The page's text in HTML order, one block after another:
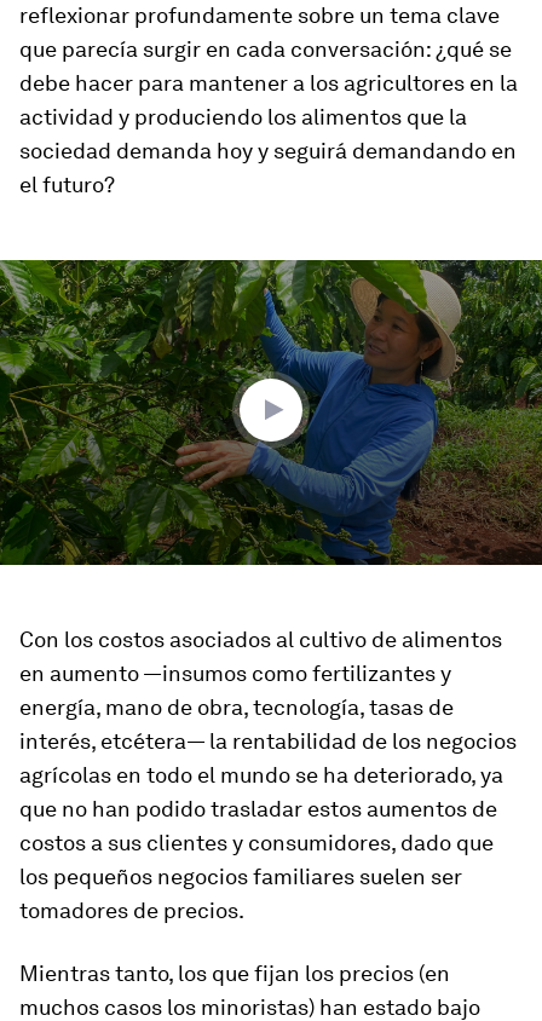
reflexionar profundamente sobre un tema clave
que parecía surgir en cada conversación: ¿qué se
debe hacer para mantener a los agricultores en la
actividad y produciendo los alimentos que la
sociedad demanda hoy y seguirá demandando en
el futuro?
0
seconds
of
1
minute,
40
seconds
Con los costos asociados al cultivo de alimentos
en aumento —insumos como fertilizantes y
energía, mano de obra, tecnología, tasas de
interés, etcétera— la rentabilidad de los negocios
agrícolas en todo el mundo se ha deteriorado, ya
que no han podido trasladar estos aumentos de
costos a sus clientes y consumidores, dado que
los pequeños negocios familiares suelen ser
tomadores de precios.
Mientras tanto, los que fijan los precios (en
muchos casos los minoristas) han estado bajo